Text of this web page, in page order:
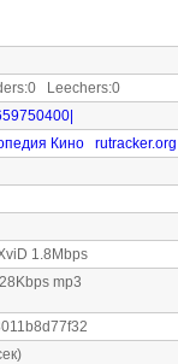
Leechers:0
Кино
rutracker.org
1.8Mbps
mp3